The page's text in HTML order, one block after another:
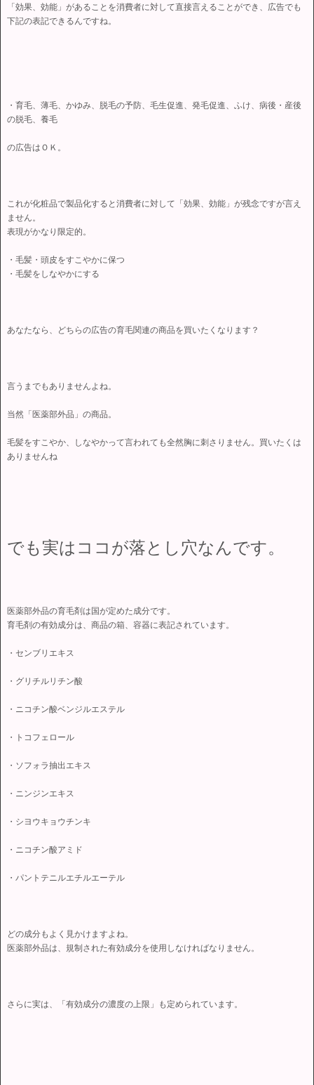
「効果、効能」があることを消費者に対して直接言えることができ、広告でも
下記の表記できるんですね。
・育毛、薄毛、かゆみ、脱毛の予防、毛生促進、発毛促進、ふけ、病後・産後
の脱毛、養毛
の広告はＯＫ。
これが化粧品で製品化すると消費者に対して「効果、効能」が残念ですが言え
ません。
表現がかなり限定的。
・毛髪・頭皮をすこやかに保つ
・毛髪をしなやかにする
あなたなら、どちらの広告の育毛関連の商品を買いたくなります？
言うまでもありませんよね。
当然「医薬部外品」の商品。
毛髪をすこやか、しなやかって言われても全然胸に刺さりません。買いたくは
ありませんね
でも実はココが落とし穴なんです。
医薬部外品の育毛剤は国が定めた成分です。
育毛剤の有効成分は、商品の箱、容器に表記されています。
・センブリエキス
・グリチルリチン酸
・ニコチン酸ベンジルエステル
・トコフェロール
・ソフォラ抽出エキス
・ニンジンエキス
・シヨウキョウチンキ
・ニコチン酸アミド
・パントテニルエチルエーテル
どの成分もよく見かけますよね。
医薬部外品は、規制された有効成分を使用しなければなりません。
さらに実は、「有効成分の濃度の上限」も定められています。